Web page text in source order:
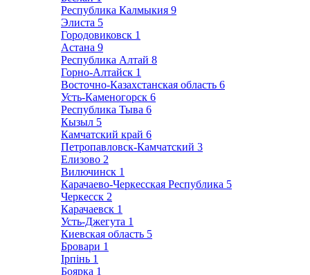
Республика Калмыкия 9
Элиста 5
Городовиковск 1
Астана 9
Республика Алтай 8
Горно-Алтайск 1
Восточно-Казахстанская область 6
Усть-Каменогорск 6
Республика Тыва 6
Кызыл 5
Камчатский край 6
Петропавловск-Камчатский 3
Елизово 2
Вилючинск 1
Карачаево-Черкесская Республика 5
Черкесск 2
Карачаевск 1
Усть-Джегута 1
Киевская область 5
Бровари 1
Ірпінь 1
Боярка 1